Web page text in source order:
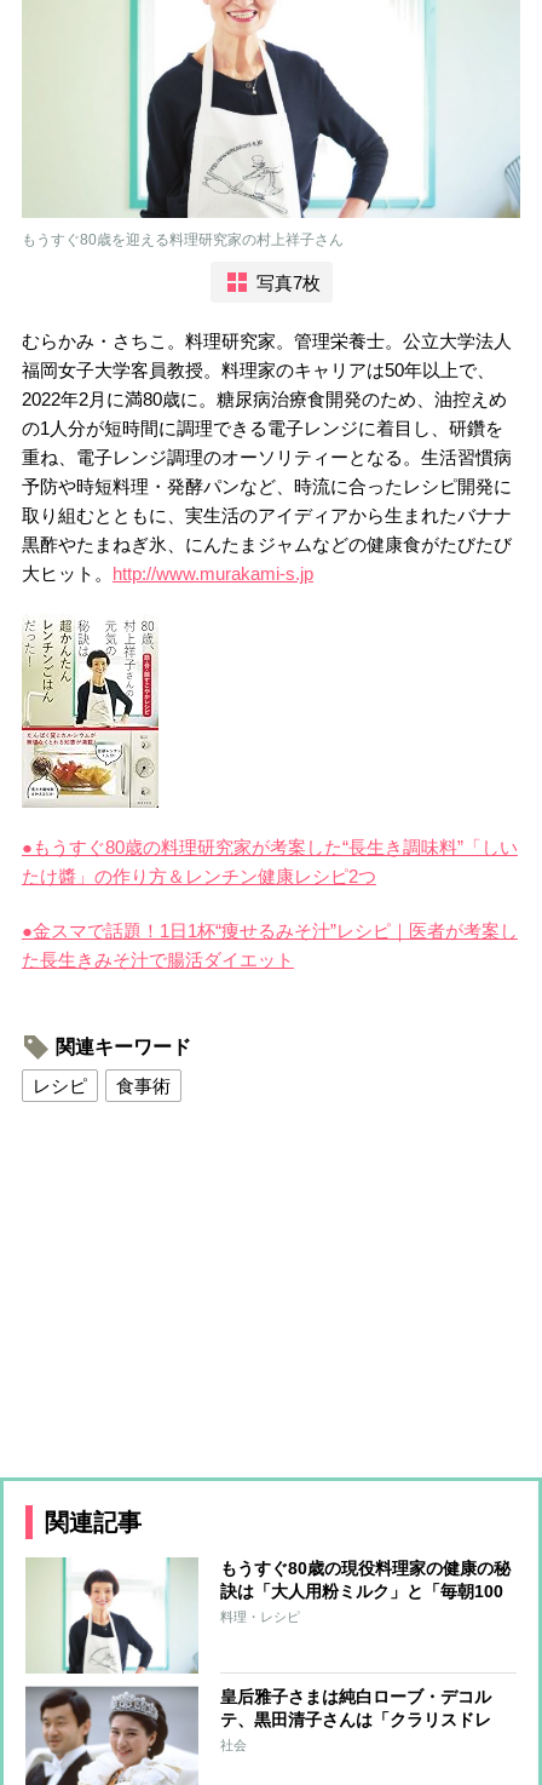
もうすぐ80歳を迎える料理研究家の村上祥子さん
写真7枚
むらかみ・さちこ。料理研究家。管理栄養士。公立大学法人
福岡女子大学客員教授。料理家のキャリアは50年以上で、
2022年2月に満80歳に。糖尿病治療食開発のため、油控えめ
の1人分が短時間に調理できる電子レンジに着目し、研鑽を
重ね、電子レンジ調理のオーソリティーとなる。生活習慣病
予防や時短料理・発酵パンなど、時流に合ったレシピ開発に
取り組むとともに、実生活のアイディアから生まれたバナナ
黒酢やたまねぎ氷、にんたまジャムなどの健康食がたびたび
大ヒット。 http://www.murakami-s.jp
●もうすぐ80歳の料理研究家が考案した“長生き調味料”「しい
たけ醬」の作り方＆レンチン健康レシピ2つ
●金スマで話題！1日1杯“痩せるみそ汁”レシピ｜医者が考案し
た長生きみそ汁で腸活ダイエット
関連キーワード
レシピ
食事術
関連記事
もうすぐ80歳の現役料理家の健康の秘
訣は「大人用粉ミルク」と「毎朝100
回のトランポリン」
料理・レシピ
皇后雅子さまは純白ローブ・デコル
テ、黒田清子さんは「クラリスドレ
ス」と話題に 女性皇族の華麗な
社会